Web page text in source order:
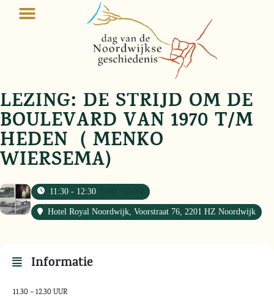
LEZING: DE STRIJD OM DE
BOULEVARD VAN 1970 T/M
HEDEN ( MENKO
WIERSEMA)
11:30 - 12:30
Hotel Royal Noordwijk , Voorstraat 76, 2201 HZ Noordwijk
Informatie
11.30 – 12.30 UUR